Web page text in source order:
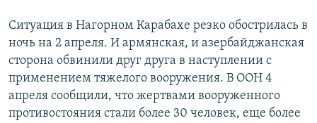
Ситуация в Нагорном Карабахе резко обострилась в
ночь на 2 апреля. И армянская, и азербайджанская
сторона обвинили друг друга в наступлении с
применением тяжелого вооружения. В ООН 4
апреля сообщили, что жертвами вооруженного
противостояния стали более 30 человек, еще более